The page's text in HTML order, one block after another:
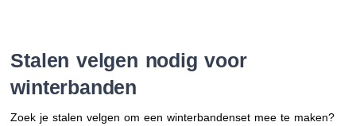
Stalen velgen nodig voor
winterbanden
Zoek je stalen velgen om een winterbandenset mee te maken?